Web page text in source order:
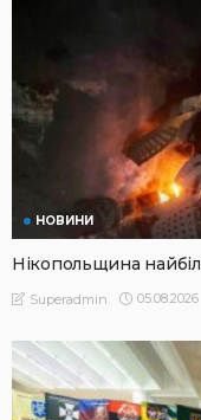
НОВИНИ
Нікопольщина
Superadmin 05.08.2026